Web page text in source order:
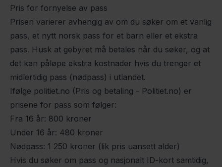
Pris for fornyelse av pass
Prisen varierer avhengig av om du søker om et vanlig
pass, et nytt norsk pass for et barn eller et ekstra
pass. Husk at gebyret må betales når du søker, og at
det kan påløpe ekstra kostnader hvis du trenger et
midlertidig pass (nødpass) i utlandet.
Ifølge politiet.no (Pris og betaling - Politiet.no) er
prisene for pass som følger:
Fra 16 år: 800 kroner
Under 16 år: 480 kroner
Nødpass: 1 250 kroner (lik pris uansett alder)
Hvis du søker om pass og nasjonalt ID-kort samtidig,